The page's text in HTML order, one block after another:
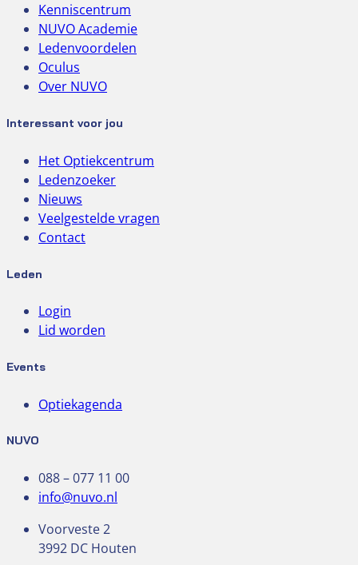
Kenniscentrum
NUVO Academie
Ledenvoordelen
Oculus
Over NUVO
Interessant voor jou
Het Optiekcentrum
Ledenzoeker
Nieuws
Veelgestelde vragen
Contact
Leden
Login
Lid worden
Events
Optiekagenda
NUVO
088 – 077 11 00
info@nuvo.nl
Voorveste 2
3992 DC Houten